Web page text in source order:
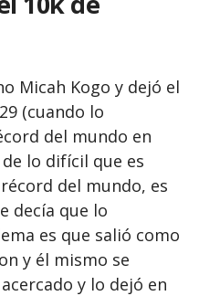
Micah Kogo y dejó el
(cuando lo
del mundo en
lo difícil que es
del mundo, es
decía que lo
es que salió como
y él mismo se
y lo dejó en